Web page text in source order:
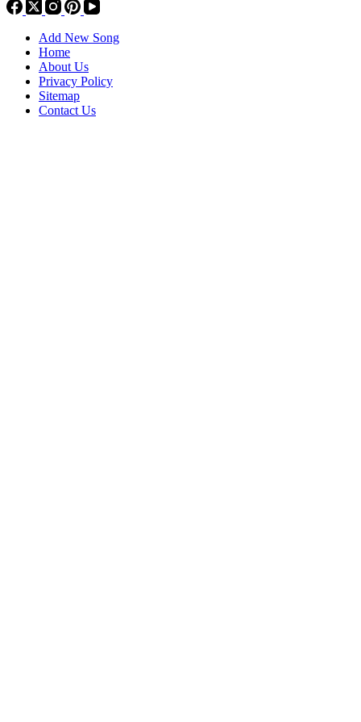
Add New Song
Home
About Us
Privacy Policy
Sitemap
Contact Us